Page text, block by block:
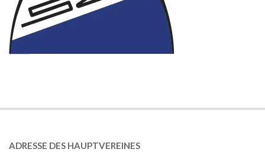
ADRESSE DES HAUPTVEREINES